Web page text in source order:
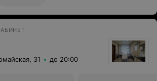
31 до 20:00